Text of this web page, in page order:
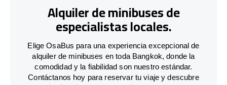
Alquiler de minibuses de
especialistas locales.
Elige OsaBus para una experiencia excepcional de
alquiler de minibuses en toda Bangkok, donde la
comodidad y la fiabilidad son nuestro estándar.
Contáctanos hoy para reservar tu viaje y descubre